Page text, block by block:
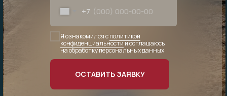
+7
Я ознакомился сполитикой
конфиденциальностии соглашаюсь
на обработку персональных данных
ОСТАВИТЬ ЗАЯВКУ